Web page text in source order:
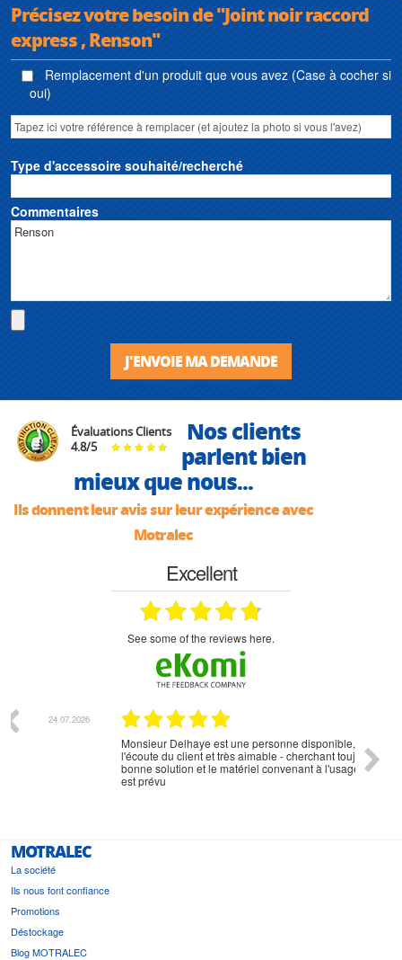
Précisez votre besoin de "Joint noir raccord
express , Renson"
Remplacement d'un produit que vous avez (Case à cocher si
oui)
Type d'accessoire souhaité/recherché
Commentaires
J'ENVOIE MA DEMANDE
Évaluations Clients
4.8/5
Nos clients
parlent bien
mieux que nous...
Ils donnent leur avis sur leur expérience avec
Motralec
Excellent
see some of the reviews here.
Monsieur Delhaye est une personne disponible, à
l'écoute du client et très aimable - cherchant toujours la
bonne solution et le matériel convenant à l'usage qui en
MOTRALEC
La société
Ils nous font confiance
Promotions
Déstockage
Blog MOTRALEC